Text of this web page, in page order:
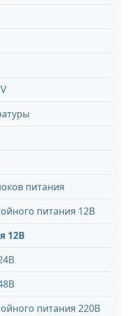
питания
питания 12В
12В
питания 220В